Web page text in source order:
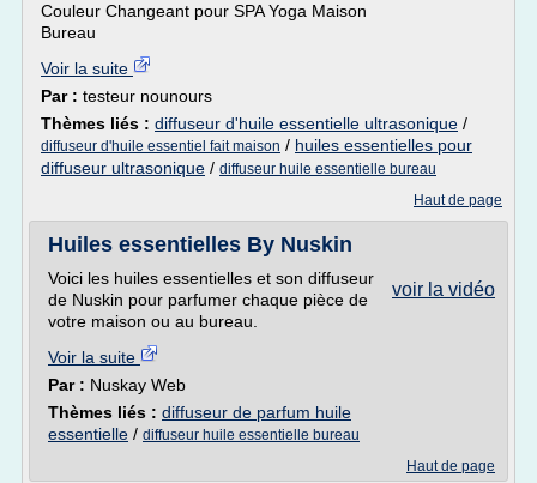
Couleur Changeant pour SPA Yoga Maison
Bureau
Voir la suite
Par : testeur nounours
Thèmes liés : diffuseur d'huile essentielle ultrasonique /
diffuseur d'huile essentiel fait maison / huiles essentielles pour
diffuseur ultrasonique / diffuseur huile essentielle bureau
Haut de page
Huiles essentielles By Nuskin
voir la vidéo
Voici les huiles essentielles et son diffuseur
de Nuskin pour parfumer chaque pièce de
votre maison ou au bureau.
Voir la suite
Par : Nuskay Web
Thèmes liés : diffuseur de parfum huile
essentielle / diffuseur huile essentielle bureau
Haut de page